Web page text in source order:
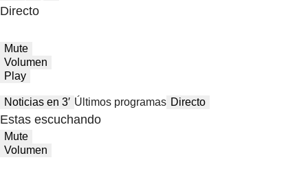
Directo
Mute
Volumen
Play
Noticias en 3′ Últimos programas Directo
Estas escuchando
Mute
Volumen